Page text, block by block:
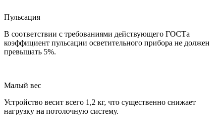
Пульсация
В соответствии с требованиями действующего ГОСТа
коэффициент пульсации осветительного прибора не должен
превышать 5%.
Малый вес
Устройство весит всего 1,2 кг, что существенно снижает
нагрузку на потолочную систему.